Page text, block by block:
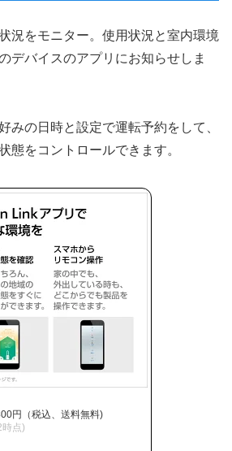
況をモニター。使用状況と室内環境
デバイスのアプリにお知らせしま
みの日時と設定で運転予約をして、
態をコントロールできます。
円（税込、送料無料)
点)